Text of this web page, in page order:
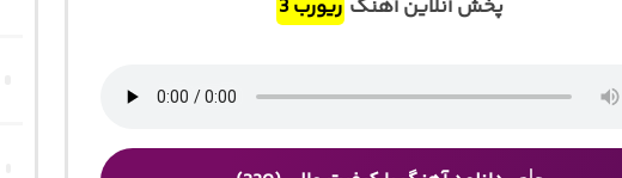
پخش آنلاین آهنگ ریورب 3